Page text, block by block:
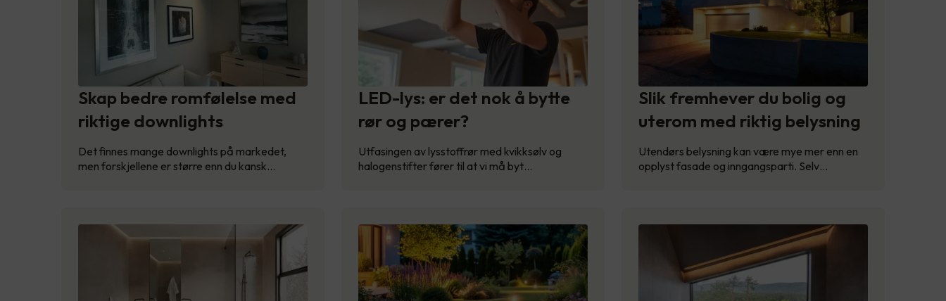
Skap bedre romfølelse med
riktige downlights
Det finnes mange downlights på markedet,
men forskjellene er større enn du kansk…
LED-lys: er det nok å bytte
rør og pærer?
Utfasingen av lysstoffrør med kvikksølv og
halogenstifter fører til at vi må byt…
Slik fremhever du bolig og
uterom med riktig belysning
Utendørs belysning kan være mye mer enn en
opplyst fasade og inngangsparti. Selv…